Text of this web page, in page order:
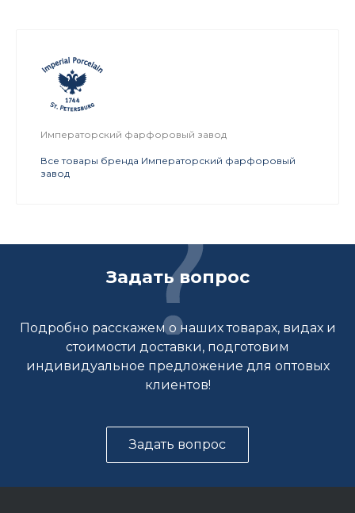
Императорский фарфоровый завод
Все товары бренда Императорский фарфоровый
завод
Задать вопрос
Подробно расскажем о наших товарах, видах и
стоимости доставки, подготовим
индивидуальное предложение для оптовых
клиентов!
Задать вопрос